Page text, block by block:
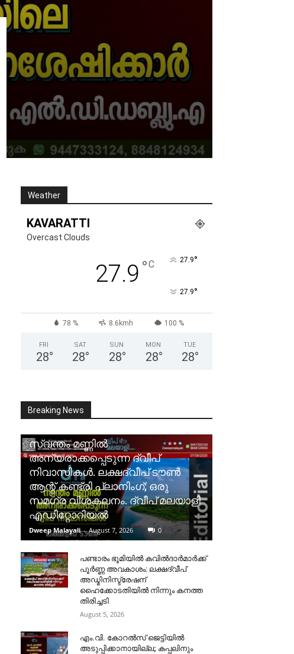
Weather
KAVARATTI
Overcast Clouds
27.9 °C 27.9°
27.9°
78 % 8.6kmh 100 %
FRI
28°
SAT
28°
SUN
28°
MON
28°
TUE
28°
Breaking News
സ്വന്തം മണ്ണിൽ
അന്യരാക്കപ്പെടുന്ന ദ്വീപ്
നിവാസികൾ. ലക്ഷദ്വീപ് ടൗൺ
ആന്റ് കണ്ട്രി പ്ലാനിംഗ്; ഒരു
സമഗ്ര വിശകലനം. ദ്വീപ് മലയാളി
എഡിറ്റോറിയൽ
Dweep Malayali - August 7, 2026 0
പണ്ടാരം ഭൂമിയിൽ കവിൽദാർമാർക്ക്
പൂർണ്ണ അവകാശം: ലക്ഷദ്വീപ്
അഡ്മിനിസ്ട്രേഷന്
ഹൈക്കോടതിയിൽ നിന്നും കനത്ത
തിരിച്ചടി
August 5, 2026
​എം.വി. കോറൽസ് ജെട്ടിയിൽ
അടുപ്പിക്കാനായില്ല; കപ്പലിനും